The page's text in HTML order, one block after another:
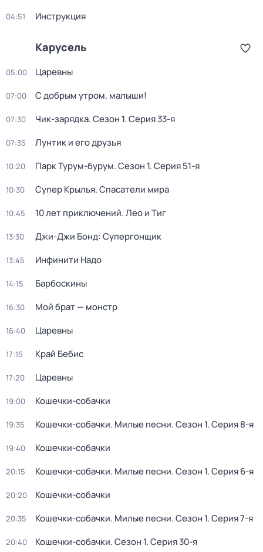
04:51 Инструкция
Карусель
05:00 Царевны
07:00 С добрым утром, малыши!
07:30 Чик-зарядка. Сезон 1. Серия 33-я
07:35 Лунтик и его друзья
10:20 Парк Турум-бурум. Сезон 1. Серия 51-я
10:30 Супер Крылья. Спасатели мира
10:45 10 лет приключений. Лео и Тиг
13:30 Джи-Джи Бонд: Супергонщик
13:45 Инфинити Надо
14:15 Барбоскины
16:30 Мой брат — монстр
16:40 Царевны
17:15 Край Бебис
17:20 Царевны
19:00 Кошечки-собачки
19:35 Кошечки-собачки. Милые песни. Сезон 1. Серия 8-я
19:40 Кошечки-собачки
20:15 Кошечки-собачки. Милые песни. Сезон 1. Серия 6-я
20:20 Кошечки-собачки
20:35 Кошечки-собачки. Милые песни. Сезон 1. Серия 7-я
20:40 Кошечки-собачки. Сезон 1. Серия 30-я